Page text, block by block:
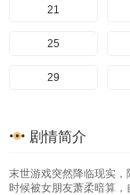
101
105
109
117
121
61
65
69
77
81
21
25
29
37
41
剧情简介
末世游戏突然降临现实
时候被女朋友萧柔暗算